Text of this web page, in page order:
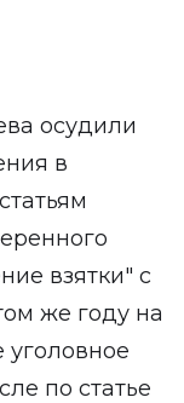
осудили
в
взятки" с
же году на
уголовное
по статье